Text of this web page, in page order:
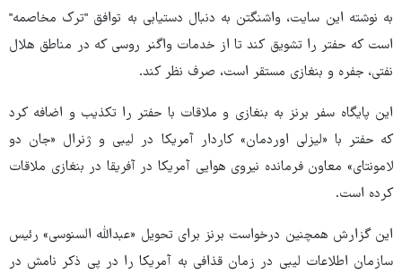
به نوشته این سایت، واشنگتن به دنبال دستیابی به توافق "ترک مخاصمه"
است که حفتر را تشویق کند تا از خدمات واگنر روسی که در مناطق هلال
نفتی، جفره و بنغازی مستقر است، صرف نظر کند.
این پایگاه سفر برنز به بنغازی و ملاقات با حفتر را تکذیب و اضافه کرد
که حفتر با «لیزلی اوردمان» کاردار آمریکا در لیبی و ژنرال «جان دو
لامونتای» معاون فرمانده نیروی هوایی آمریکا در آفریقا در بنغازی ملاقات
کرده است.
این گزارش همچنین درخواست برنز برای تحویل «عبدالله السنوسی» رئیس
سازمان اطلاعات لیبی در زمان قذافی به آمریکا را در پی ذکر نامش در